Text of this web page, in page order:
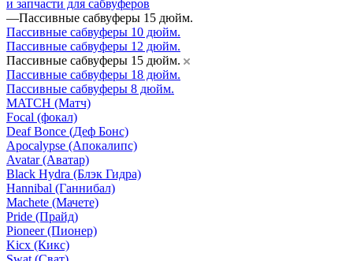
и запчасти для сабвуферов
—Пассивные сабвуферы 15 дюйм.
Пассивные сабвуферы 10 дюйм.
Пассивные сабвуферы 12 дюйм.
Пассивные сабвуферы 15 дюйм.
Пассивные сабвуферы 18 дюйм.
Пассивные сабвуферы 8 дюйм.
MATCH (Матч)
Focal (фокал)
Deaf Bonce (Деф Бонс)
Apocalypse (Апокалипс)
Avatar (Аватар)
Black Hydra (Блэк Гидра)
Hannibal (Ганнибал)
Machete (Мачете)
Pride (Прайд)
Pioneer (Пионер)
Kicx (Кикс)